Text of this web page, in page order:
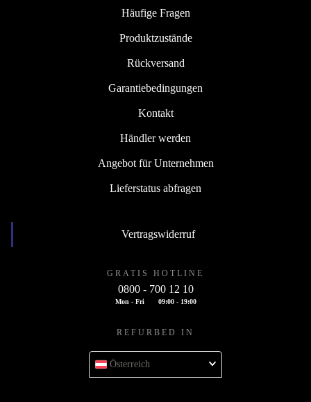
Häufige Fragen
Produktzustände
Rückversand
Garantiebedingungen
Kontakt
Händler werden
Angebot für Unternehmen
Lieferstatus abfragen
Vertragswiderruf
GRATIS HOTLINE
0800 - 700 12 10
Mon - Fri 09:00 - 19:00
REFURBED IN
Österreich